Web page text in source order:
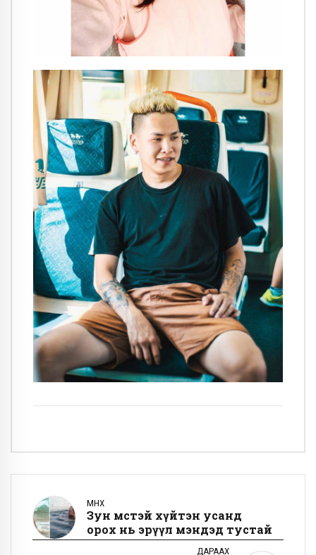
ӨМНӨХ
Зун мөстэй хүйтэн усанд
орох нь эрүүл мэндэд тустай
ДАРААХ